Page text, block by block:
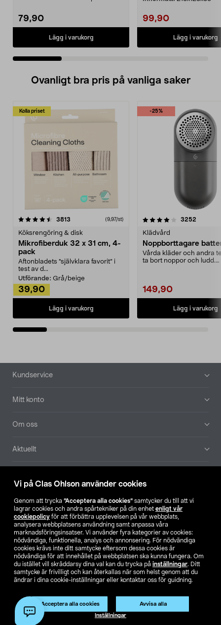
Vi på Clas Ohlson använder cookies
Genom att trycka ”Acceptera alla cookies” samtycker du till att vi
lagrar cookies och andra spårtekniker på din enhet enligt vår
cookiepolicy för att förbättra upplevelsen på vår webbplats,
analysera webbplatsens användning samt anpassa våra
marknadsföringsinsatser. Vi använder fyra kategorier av cookies:
nödvändiga, funktionella, analys och annonsering. För nödvändiga
cookies krävs inte ditt samtycke eftersom dessa cookies är
nödvändiga för att innehållet på webbplatsen ska kunna fungera. Om
du istället vill skräddarsy dina val kan du trycka på inställningar. Ditt
samtycke är frivilligt och kan återkallas när som helst genom att du
ändrar i dina cookie-inställningar eller kontaktar oss för guidning.
Acceptera alla cookies Avvisa alla
Inställningar
Produkten har utgått
Artikelnr: 31-7105-3
79,90
Lägg i varukorg
99,90
Lägg i varukorg
Ovanligt bra pris på vanliga saker
Kolla priset
3813 (9,97/st)
Köksrengöring & disk
Mikrofiberduk 32 x 31 cm, 4-
pack
Aftonbladets "självklara favorit” i
test av d...
Utförande: Grå/beige
39,90
Lägg i varukorg
-25%
4.0av 5 stjärnor 3252
Klädvård
Noppborttagare
Vårda kläder och andra
ta bort noppor och ludd.
149,90
Lägg i varukorg
4.5av 5 stjärnor
Sidfot
Kundservice
Mitt konto
Om oss
Aktuellt
Hitta butik
SE NO FI
Ändra till priser exklusive moms